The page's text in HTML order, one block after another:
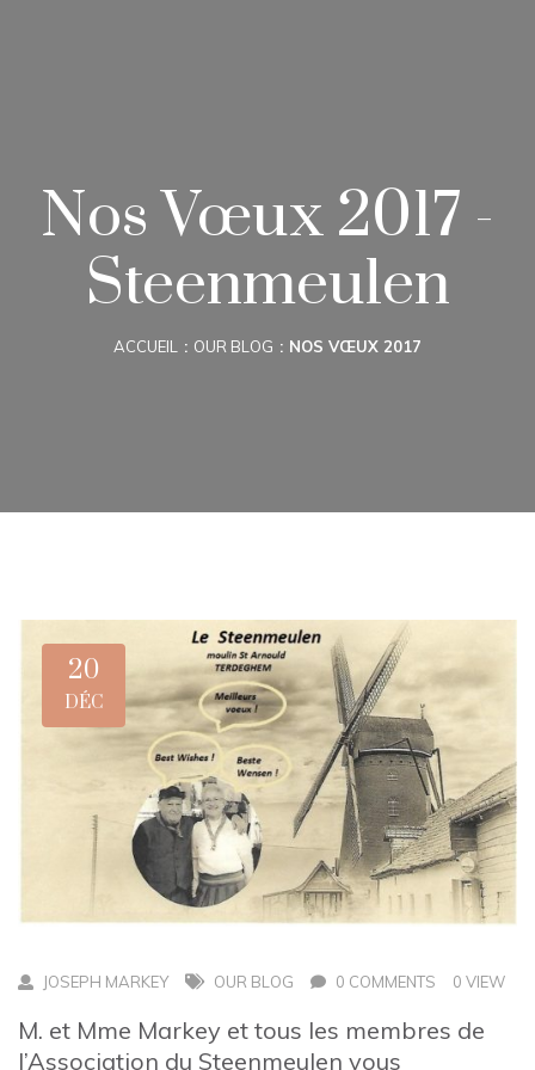
Nos Vœux 2017 -
Steenmeulen
ACCUEIL OUR BLOG NOS VŒUX 2017
20
DÉC
JOSEPH MARKEY OUR BLOG 0 COMMENTS 0 VIEW
M. et Mme Markey et tous les membres de
l’Association du Steenmeulen vous